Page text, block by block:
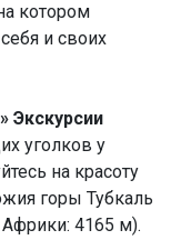
котором
и своих
Экскурсии
уголков у
на красоту
горы Тубкаль
4165 м).